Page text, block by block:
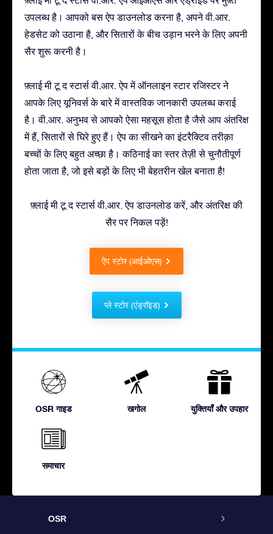
उपलब्ध है। आपको बस ऐप डाउनलोड करना है, अपने वी.आर.
हेडसेट को उठाना है, और सितारों के बीच उड़ान भरने के लिए अपनी
सैर शुरू करनी है।
फ़्लाई मी टू द स्टार्स वी.आर. ऐप में ऑनलाइन स्टार रजिस्टर ने
आपके लिए यूनिवर्स के बारे में वास्तविक जानकारी उपलब्ध कराई
है। वी.आर. अनुभव से आपको ऐसा महसूस होता है जैसे आप अंतरिक्ष
में हैं, सितारों से घिरे हुए हैं। ऐप का सीखने का इंटरैक्टिव तरीक़ा
बच्चों के लिए बहुत अच्छा है। कठिनाई का स्तर तेज़ी से चुनौतीपूर्ण
होता जाता है, जो इसे बड़ों के लिए भी बेहतरीन खेल बनाता है!
फ़्लाई मी टू द स्टार्स वी.आर. ऐप डाउनलोड करें, और अंतरिक्ष की
सैर पर निकल पड़ें!
ऐप स्टोर (आईओएस)
प्ले स्टोर (एंड्रॉइड)
OSR गाइड खगोल युक्तियाँ और उपहार
समाचार
OSR